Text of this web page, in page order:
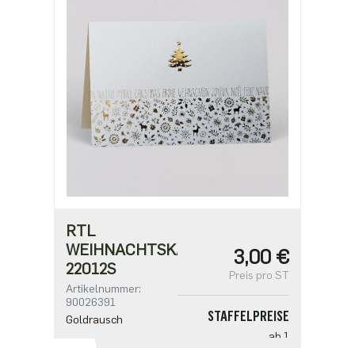
RTL
WEIHNACHTSKARTE
22012S
Artikelnummer:
90026391
Goldrausch
3,00 €
Preis pro ST
STAFFELPREISE
ab 1